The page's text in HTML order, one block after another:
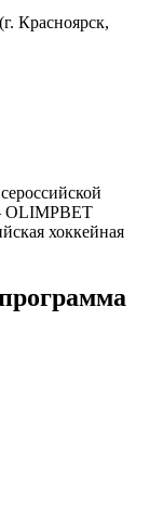
Красноярск,
OLIMPBET
хоккейная